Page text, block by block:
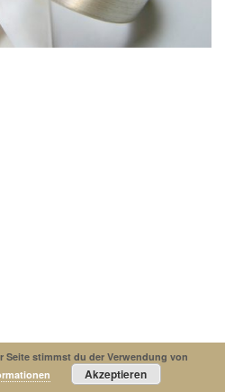
All Rights Reserved.
Seite stimmst du der Verwendung von
Akzeptieren